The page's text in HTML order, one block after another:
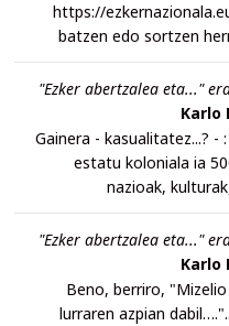
https://
batzen edo sortzen
"Ezker abertzalea eta..."
Karlo
Gainera - kasualitatez...? -
estatu koloniala ia
nazioak,
"Ezker abertzalea eta..."
Karlo
Beno, berriro,
lurraren azpian